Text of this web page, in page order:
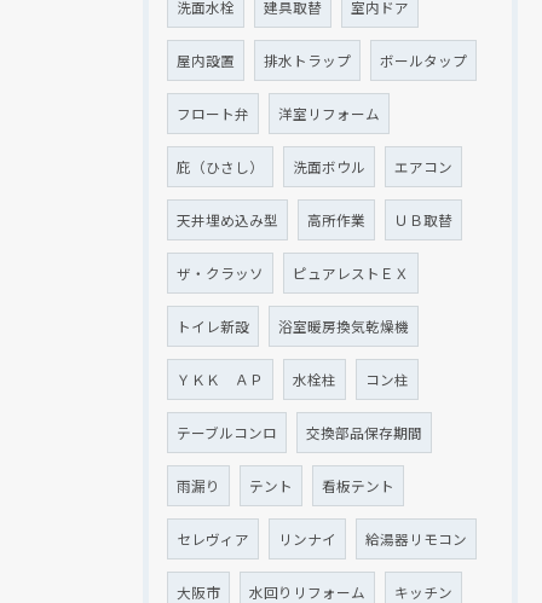
洗面水栓 建具取替 室内ドア
屋内設置 排水トラップ ボールタップ
フロート弁 洋室リフォーム
庇（ひさし） 洗面ボウル エアコン
天井埋め込み型 高所作業 ＵＢ取替
ザ・クラッソ ピュアレストＥＸ
トイレ新設 浴室暖房換気乾燥機
ＹＫＫ ＡＰ 水栓柱 コン柱
テーブルコンロ 交換部品保存期間
雨漏り テント 看板テント
セレヴィア リンナイ 給湯器リモコン
大阪市 水回りリフォーム キッチン